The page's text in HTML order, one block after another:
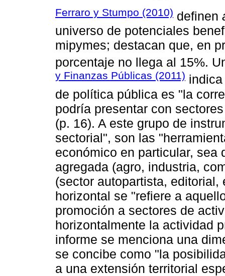
Ferraro y Stumpo (2010) definen
universo de potenciales
mipymes; destacan que, en
porcentaje no llega al 15%.
y Finanzas Públicas (2011)
de política pública es "la
podría presentar con
(p. 16). A este grupo de
sectorial", son las
económico en particular, sea
agregada (agro, industria,
(sector autopartista,
horizontal se "refiere a
promoción a sectores de
horizontalmente la actividad
informe se menciona una
se concibe como "la
a una extensión territorial